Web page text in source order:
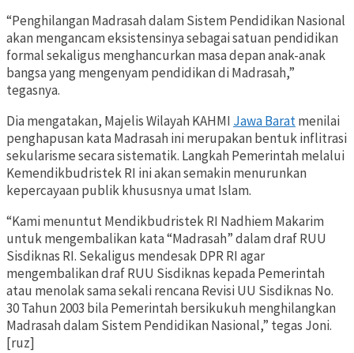
“Penghilangan Madrasah dalam Sistem Pendidikan Nasional
akan mengancam eksistensinya sebagai satuan pendidikan
formal sekaligus menghancurkan masa depan anak-anak
bangsa yang mengenyam pendidikan di Madrasah,”
tegasnya.
Dia mengatakan, Majelis Wilayah KAHMI Jawa Baratmenilai
penghapusan kata Madrasah ini merupakan bentuk inflitrasi
sekularisme secara sistematik. Langkah Pemerintah melalui
Kemendikbudristek RI ini akan semakin menurunkan
kepercayaan publik khususnya umat Islam.
“Kami menuntut Mendikbudristek RI Nadhiem Makarim
untuk mengembalikan kata “Madrasah” dalam draf RUU
Sisdiknas RI. Sekaligus mendesak DPR RI agar
mengembalikan draf RUU Sisdiknas kepada Pemerintah
atau menolak sama sekali rencana Revisi UU Sisdiknas No.
30 Tahun 2003 bila Pemerintah bersikukuh menghilangkan
Madrasah dalam Sistem Pendidikan Nasional,” tegas Joni.
[ruz]